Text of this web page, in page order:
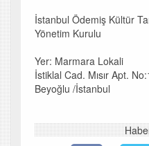
İstanbul Ödemiş Kültür
Yönetim Kurulu
Yer: Marmara Lokali
İstiklal Cad. Mısır Apt.
Beyoğlu /İstanbul